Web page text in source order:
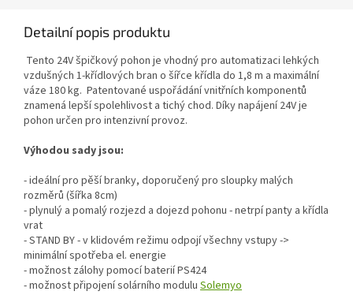
Detailní popis produktu
Tento 24V špičkový pohon je vhodný pro automatizaci lehkých
vzdušných 1-křídlových bran o šířce křídla do 1,8 m a maximální
váze 180 kg. Patentované uspořádání vnitřních komponentů
znamená lepší spolehlivost a tichý chod. Díky napájení 24V je
pohon určen pro intenzivní provoz.
Výhodou sady jsou:
- ideální pro pěší branky, doporučený pro sloupky malých
rozměrů (šířka 8cm)
- plynulý a pomalý rozjezd a dojezd pohonu - netrpí panty a křídla
vrat
- STAND BY - v klidovém režimu odpojí všechny vstupy ->
minimální spotřeba el. energie
- možnost zálohy pomocí baterií PS424
- možnost připojení solárního modulu Solemyo